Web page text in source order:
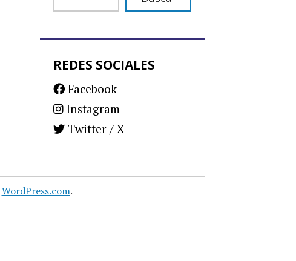
REDES SOCIALES
Facebook
Instagram
Twitter / X
WordPress.com.